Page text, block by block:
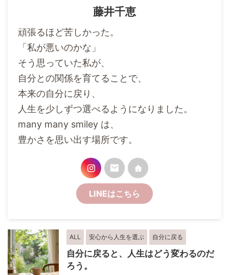
藤井千恵
頑張るほど苦しかった。
「私が悪いのかな」
そう思っていた私が、
自分との関係を育てることで、
本来の自分に戻り、
人生を少しずつ選べるようになりました。
many many smiley は、
豊かさを思い出す場所です。
LINEはこちら
ALL 安心から人生を選ぶ 自分に戻る
自分に戻ると、人生はどう変わるのだ
ろう。